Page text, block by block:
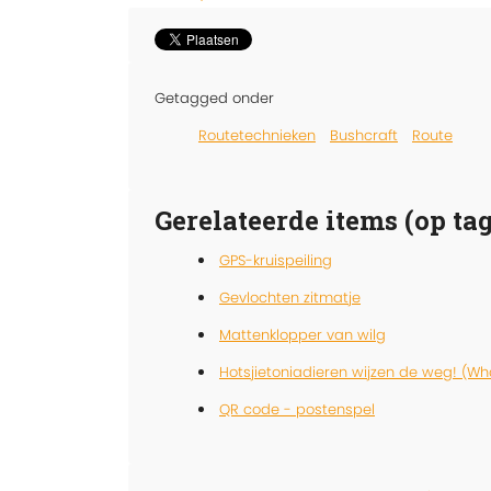
Getagged onder
Routetechnieken
Bushcraft Route
Gerelateerde items (op
GPS-kruispeiling
Gevlochten zitmatje
Mattenklopper van wilg
Hotsjietoniadieren wijzen de weg!
QR code - postenspel